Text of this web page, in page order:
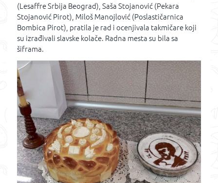
(Lesaffre Srbija Beograd), Saša Stojanović (Pekara
Stojanović Pirot), Miloš Manojlović (Poslastičarnica
Bombica Pirot), pratila je rad i ocenjivala takmičare koji
su izrađivali slavske kolače. Radna mesta su bila sa
šiframa.